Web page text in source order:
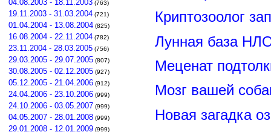
04.08.2003 - 18.11.2003 (763)
19.11.2003 - 31.03.2004 (721)
01.04.2004 - 13.08.2004 (825)
16.08.2004 - 22.11.2004 (782)
23.11.2004 - 28.03.2005 (756)
29.03.2005 - 29.07.2005 (807)
30.08.2005 - 02.12.2005 (927)
05.12.2005 - 21.04.2006 (912)
24.04.2006 - 23.10.2006 (999)
24.10.2006 - 03.05.2007 (999)
04.05.2007 - 28.01.2008 (999)
29.01.2008 - 12.01.2009 (999)
Криптозоолог
Лунная база
Меценат
Мозг вашей
Новая загадка